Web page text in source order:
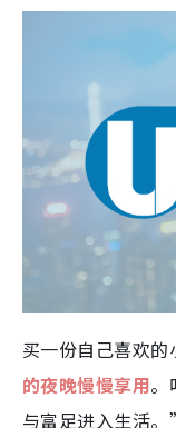
买一份自己喜欢的
的夜晚慢慢享用。
与富足进入生活。”